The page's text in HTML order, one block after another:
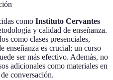
como Instituto Cervantes
y calidad de enseñanza.
como clases presenciales,
enseñanza es crucial; un curso
ser más efectivo. Además, no
adicionales como materiales en
conversación.